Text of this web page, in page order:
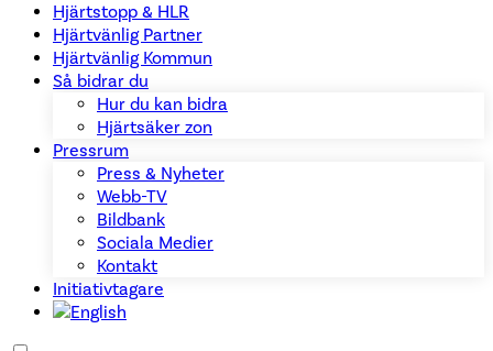
Hjärtstopp & HLR
Hjärtvänlig Partner
Hjärtvänlig Kommun
Så bidrar du
Hur du kan bidra
Hjärtsäker zon
Pressrum
Press & Nyheter
Webb-TV
Bildbank
Sociala Medier
Kontakt
Initiativtagare